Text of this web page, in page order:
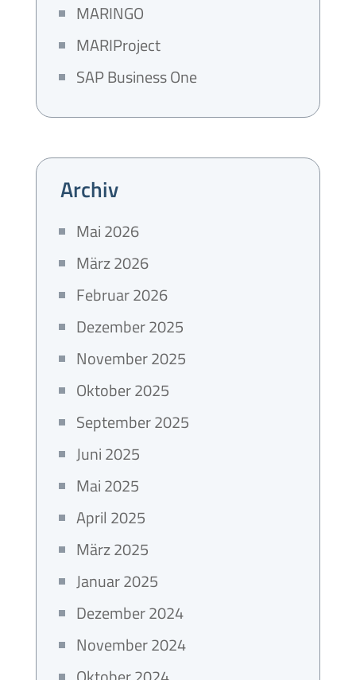
MARINGO
MARIProject
SAP Business One
Archiv
Mai 2026
März 2026
Februar 2026
Dezember 2025
November 2025
Oktober 2025
September 2025
Juni 2025
Mai 2025
April 2025
März 2025
Januar 2025
Dezember 2024
November 2024